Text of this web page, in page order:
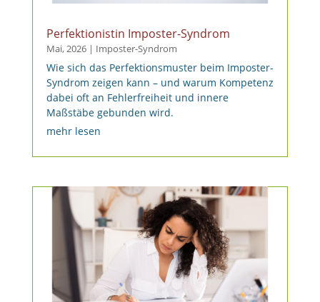
Perfektionistin Imposter-Syndrom
Mai, 2026| Imposter-Syndrom
Wie sich das Perfektionsmuster beim Imposter-
Syndrom zeigen kann – und warum Kompetenz
dabei oft an Fehlerfreiheit und innere
Maßstäbe gebunden wird.
mehr lesen